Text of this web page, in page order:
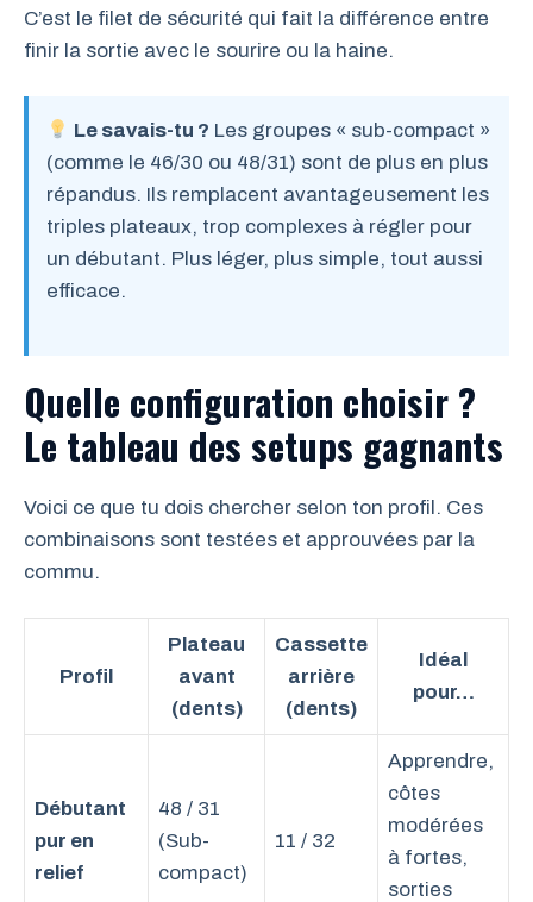
C’est le filet de sécurité qui fait la différence entre
finir la sortie avec le sourire ou la haine.
Le savais-tu ? Les groupes « sub-compact »
(comme le 46/30 ou 48/31) sont de plus en plus
répandus. Ils remplacent avantageusement les
triples plateaux, trop complexes à régler pour
un débutant. Plus léger, plus simple, tout aussi
efficace.
Quelle configuration choisir ?
Le tableau des setups gagnants
Voici ce que tu dois chercher selon ton profil. Ces
combinaisons sont testées et approuvées par la
commu.
Profil
Plateau
avant
(dents)
Cassette
arrière
(dents)
Idéal
pour…
Débutant
pur en
relief
48 / 31
(Sub-
compact)
11 / 32
Apprendre,
côtes
modérées
à fortes,
sorties